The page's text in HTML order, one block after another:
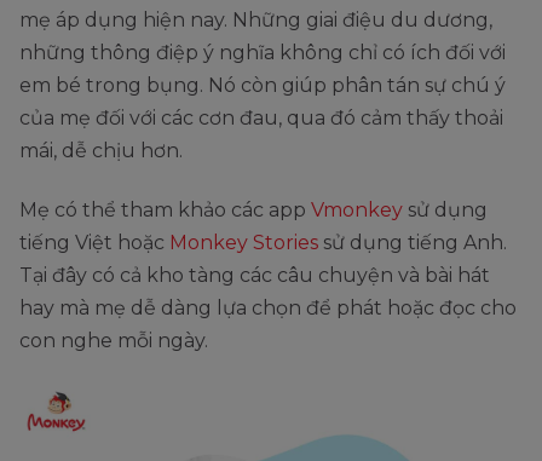
mẹ áp dụng hiện nay. Những giai điệu du dương,
những thông điệp ý nghĩa không chỉ có ích đối với
em bé trong bụng. Nó còn giúp phân tán sự chú ý
của mẹ đối với các cơn đau, qua đó cảm thấy thoải
mái, dễ chịu hơn.
Mẹ có thể tham khảo các app Vmonkey sử dụng
tiếng Việt hoặc Monkey Stories sử dụng tiếng Anh.
Tại đây có cả kho tàng các câu chuyện và bài hát
hay mà mẹ dễ dàng lựa chọn để phát hoặc đọc cho
con nghe mỗi ngày.